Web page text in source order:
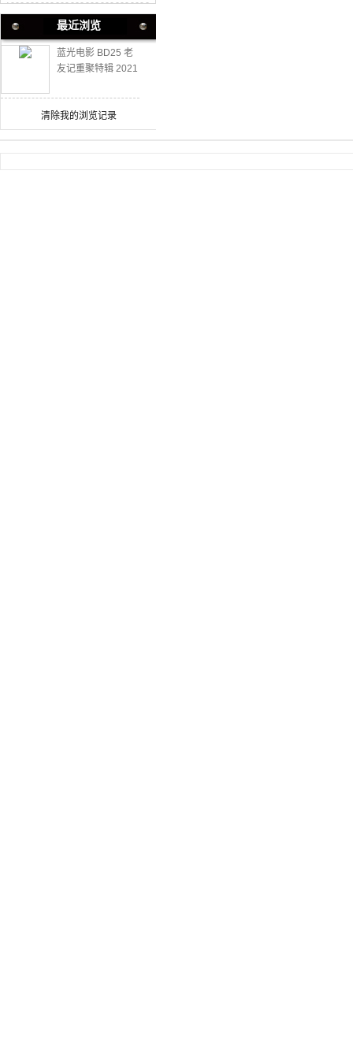
最近浏览
蓝光电影 BD25 老
友记重聚特辑 2021
重新聚首
清除我的浏览记录